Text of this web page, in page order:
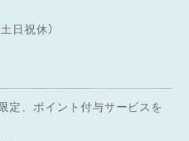
日祝休）
定、ポイント付与サービスを